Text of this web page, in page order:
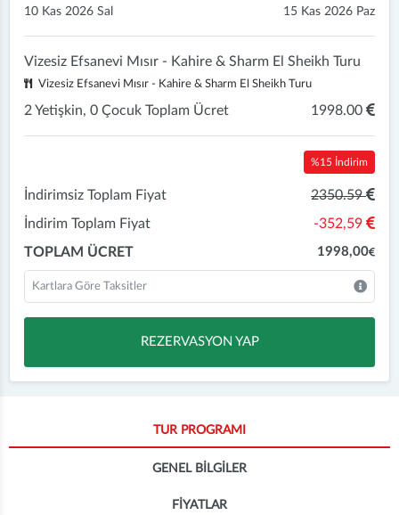
10 Kas 2026 Sal
15 Kas 2026 Paz
Vizesiz Efsanevi Mısır - Kahire & Sharm El Sheikh Turu
Vizesiz Efsanevi Mısır - Kahire & Sharm El Sheikh Turu
2 Yetişkin, 0 Çocuk Toplam Ücret 1998.00
%15 İndirim
İndirimsiz Toplam Fiyat
2350.59
İndirim Toplam Fiyat
-352,59
TOPLAM ÜCRET
1998,00
Kartlara Göre Taksitler
REZERVASYON YAP
TUR PROGRAMI
GENEL BİLGİLER
FİYATLAR